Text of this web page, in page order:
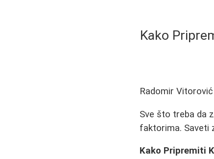
Kako
Radomir Vitorović
Sve što treba da
faktorima. Saveti
Kako Pripremiti